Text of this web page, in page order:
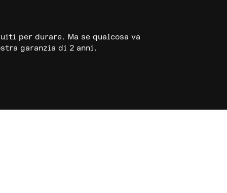
per durare. Ma se qualcosa va
garanzia di 2 anni.